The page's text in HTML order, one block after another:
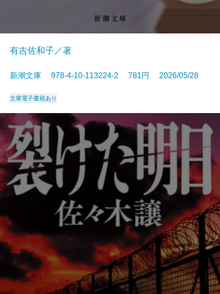
有吉佐和子／著
新潮文庫 978-4-10-113224-2 781円 2026/05/28
文庫電子書籍あり